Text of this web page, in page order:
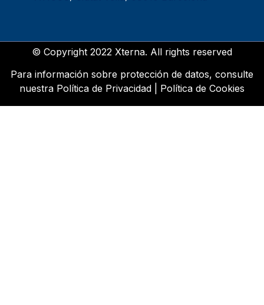
© Copyright 2022 Xterna. All rights reserved
Para información sobre protección de datos, consulte
nuestra Política de Privacidad Política de Cookies